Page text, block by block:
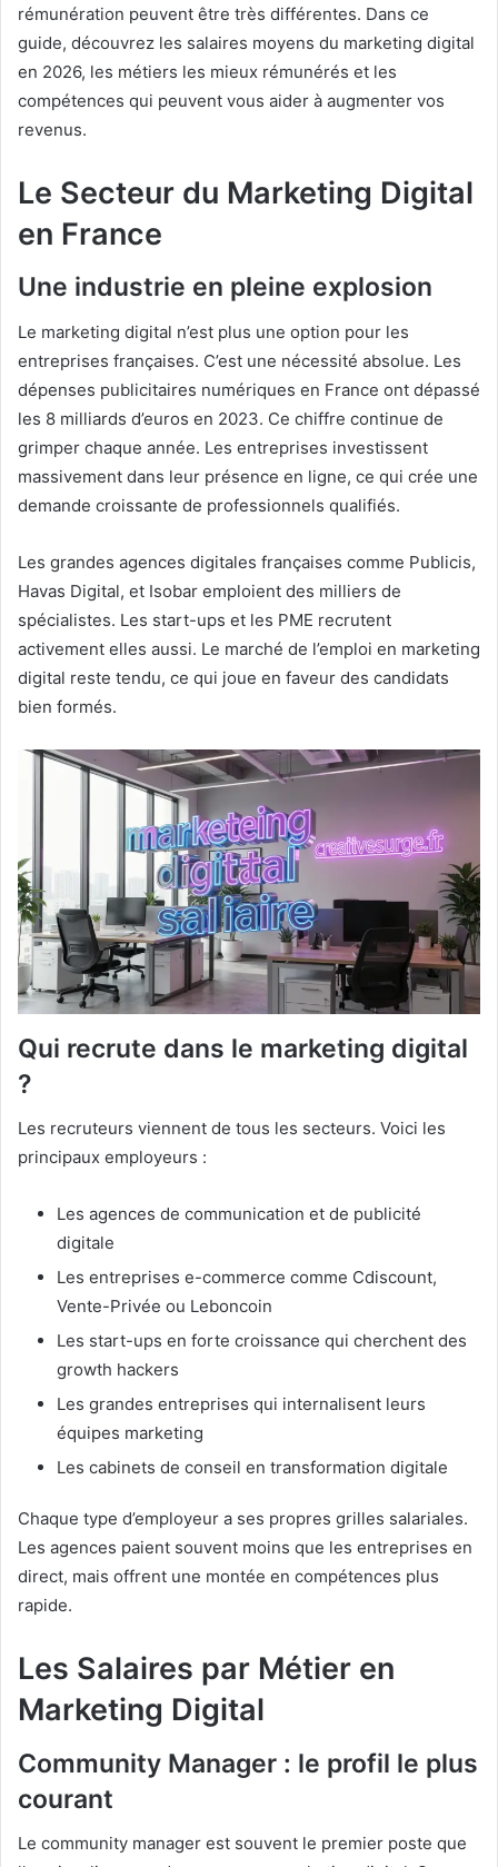
rémunération peuvent être très différentes. Dans ce
guide, découvrez les salaires moyens du marketing digital
en 2026, les métiers les mieux rémunérés et les
compétences qui peuvent vous aider à augmenter vos
revenus.
Le Secteur du Marketing Digital
en France
Une industrie en pleine explosion
Le marketing digital n’est plus une option pour les
entreprises françaises. C’est une nécessité absolue. Les
dépenses publicitaires numériques en France ont dépassé
les 8 milliards d’euros en 2023. Ce chiffre continue de
grimper chaque année. Les entreprises investissent
massivement dans leur présence en ligne, ce qui crée une
demande croissante de professionnels qualifiés.
Les grandes agences digitales françaises comme Publicis,
Havas Digital, et Isobar emploient des milliers de
spécialistes. Les start-ups et les PME recrutent
activement elles aussi. Le marché de l’emploi en marketing
digital reste tendu, ce qui joue en faveur des candidats
bien formés.
Qui recrute dans le marketing digital
?
Les recruteurs viennent de tous les secteurs. Voici les
principaux employeurs :
Les agences de communication et de publicité
digitale
Les entreprises e-commerce comme Cdiscount,
Vente-Privée ou Leboncoin
Les start-ups en forte croissance qui cherchent des
growth hackers
Les grandes entreprises qui internalisent leurs
équipes marketing
Les cabinets de conseil en transformation digitale
Chaque type d’employeur a ses propres grilles salariales.
Les agences paient souvent moins que les entreprises en
direct, mais offrent une montée en compétences plus
rapide.
Les Salaires par Métier en
Marketing Digital
Community Manager : le profil le plus
courant
Le community manager est souvent le premier poste que